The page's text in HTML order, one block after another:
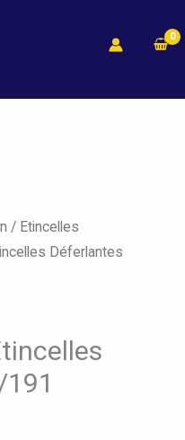
/ Etincelles
Déferlantes